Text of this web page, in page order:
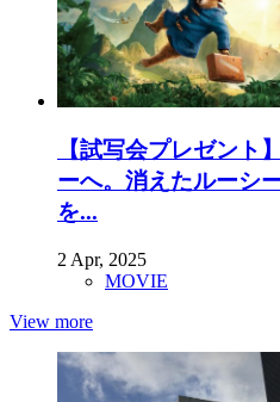
【試写会プレゼント
ーへ。消えたルーシ
を...
2 Apr, 2025
MOVIE
View more